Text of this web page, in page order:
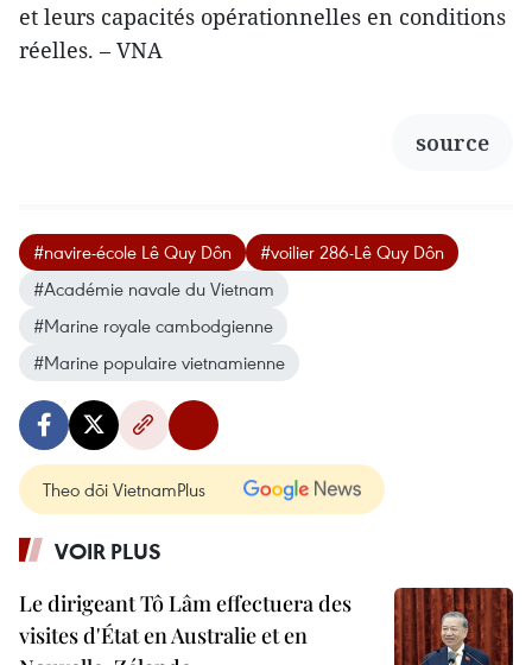
et leurs capacités opérationnelles en conditions
réelles. – VNA
source
#navire-école Lê Quy Dôn
#voilier 286-Lê Quy Dôn
#Académie navale du Vietnam
#Marine royale cambodgienne
#Marine populaire vietnamienne
Theo dõi VietnamPlus
VOIR PLUS
Le dirigeant Tô Lâm effectuera des
visites d'État en Australie et en